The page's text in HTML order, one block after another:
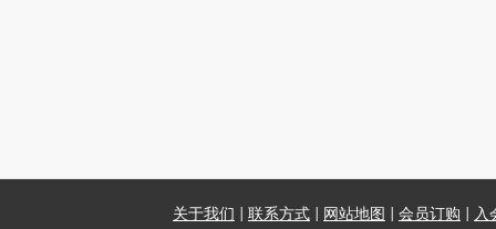
关于我们 联系方式 网站地图 会员订购
入